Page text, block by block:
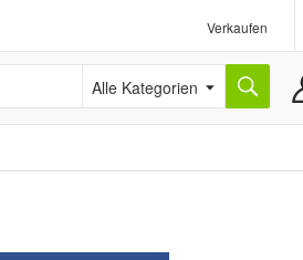
Verkaufen
Alle Kategorien